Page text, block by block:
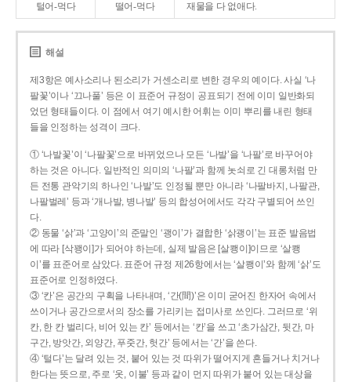
털어-먹다 떨어-먹다 재물을 다 없애다.
해설
제3항은 예사소리나 된소리가 거센소리로 변한 경우의 예이다. 사실 ‘나
팔꽃’이나 ‘끄나풀’ 등은 이 표준어 규정이 공표되기 전에 이미 일반화되
었던 형태들이다. 이 점에서 여기 예시한 어휘는 이미 뿌리를 내린 형태
들을 인정하는 성격이 크다.
① ‘나발꽃’이 ‘나팔꽃’으로 바뀌었으나 모든 ‘나발’을 ‘나팔’로 바꾸어야
하는 것은 아니다. 일반적인 의미의 ‘나팔’과 함께 놋쇠로 긴 대롱처럼 만
든 전통 관악기의 하나인 ‘나발’도 인정될 뿐만 아니라 ‘나팔바지, 나팔관,
나팔벌레’ 등과 ‘개나발, 병나발’ 등의 합성어에서도 각각 구별되어 쓰인
다.
② 동물 ‘삵’과 ‘고양이’의 준말인 ‘괭이’가 결합한 ‘삵괭이’는 표준 발음법
에 따라 [삭꽹이]가 되어야 하는데, 실제 발음은 [살쾡이]이므로 ‘살쾡
이’를 표준어로 삼았다. 표준어 규정 제26항에서는 ‘살쾡이’와 함께 ‘삵’도
표준어로 인정하였다.
③ ‘칸’은 공간의 구획을 나타내며, ‘간(間)’은 이미 굳어진 한자어 속에서
쓰이거나 공간으로서의 장소를 가리키는 접미사로 쓰인다. 그러므로 ‘위
칸, 한 칸 벌리다, 비어 있는 칸’ 등에서는 ‘칸’을 쓰고 ‘초가삼간, 뒷간, 마
구간, 방앗간, 외양간, 푸줏간, 헛간’ 등에서는 ‘간’을 쓴다.
④ ‘털다’는 달려 있는 것, 붙어 있는 것 따위가 떨어지게 흔들거나 치거나
한다는 뜻으로, 주로 ‘옷, 이불’ 등과 같이 먼지 따위가 붙어 있는 대상을